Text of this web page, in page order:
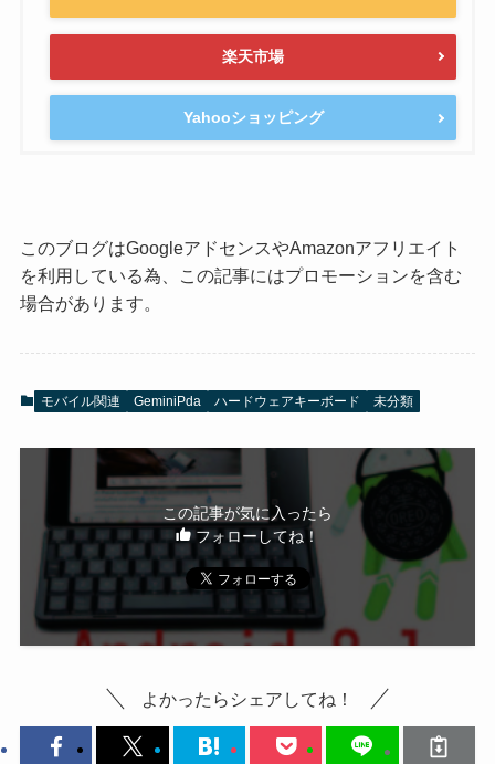
楽天市場
Yahooショッピング
このブログはGoogleアドセンスやAmazonアフリエイト
を利用している為、この記事にはプロモーションを含む
場合があります。
モバイル関連 GeminiPda ハードウェアキーボード 未分類
この記事が気に入ったら
フォローしてね！
よかったらシェアしてね！